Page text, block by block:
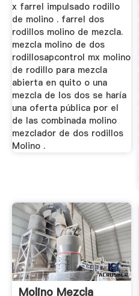
x farrel impulsado rodillo
de molino . farrel dos
rodillos molino de mezcla.
mezcla molino de dos
rodillosapcontrol mx molino
de rodillo para mezcla
abierta en quito o una
mezcla de los dos se haría
una oferta pública por el
de las combinada molino
mezclador de dos rodillos
Molino .
Molino Mezcla